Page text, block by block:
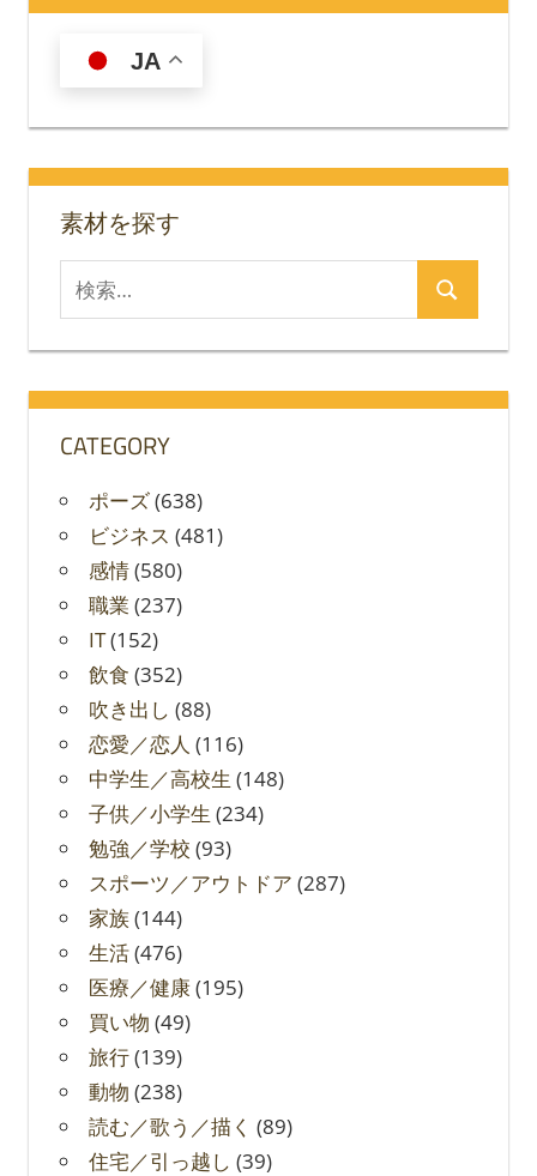
ゲ
ー
シ
ョ
ン
JA
素材を探す
索
対
検
CATEGORY
ポーズ(638)
ビジネス (481)
感情(580)
職業 (237)
IT(152)
飲食 (352)
吹き出し (88)
恋愛／恋人 (116)
中学生／高校生 (148)
子供／小学生 (234)
勉強／学校 (93)
スポーツ／アウトドア (287)
家族(144)
生活(476)
医療／健康(195)
買い物 (49)
旅行(139)
動物 (238)
読む／歌う／描く (89)
住宅／引っ越し (39)